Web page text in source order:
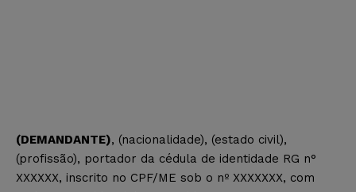
(DEMANDANTE), (nacionalidade), (estado civil),
(profissão), portador da cédula de identidade RG n°
XXXXXX, inscrito no CPF/ME sob o nº XXXXXXX, com